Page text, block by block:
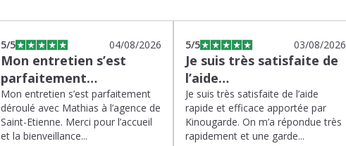
5/5 04/08/2026
Mon entretien s’est
parfaitement…
Mon entretien s’est parfaitement
déroulé avec Mathias à l’agence de
Saint-Etienne. Merci pour l’accueil
et la bienveillance...
5/5 03/08/2026
Je suis très satisfaite de
l’aide…
Je suis très satisfaite de l’aide
rapide et efficace apportée par
Kinougarde. On m’a répondue très
rapidement et une garde...